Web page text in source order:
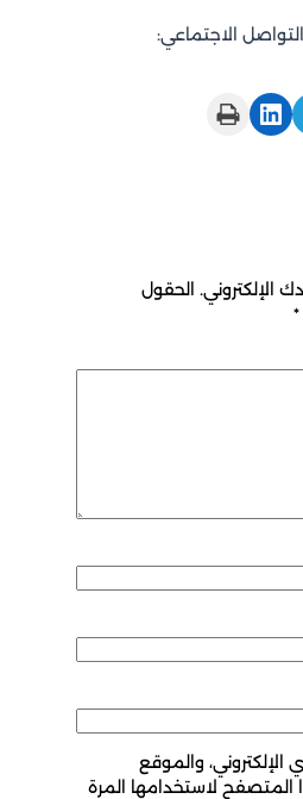
الاجتماعي:
Share on LinkedIn
Print this Page
الإلكتروني. الحقول
والموقع
المتصفح لاستخدامها المرة